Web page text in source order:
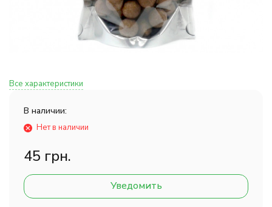
Все характеристики
В наличии:
Нет в наличии
45 грн.
Уведомить